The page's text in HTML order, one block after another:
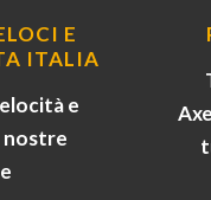
E
ITALIA
e
nostre